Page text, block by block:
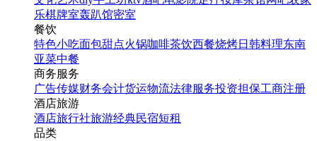
乐棋牌室轰趴馆密室
餐饮
特色小吃面包甜点火锅咖啡茶饮西餐烧烤日韩料理东南
亚菜中餐
商务服务
广告传媒财务会计货运物流法律服务投资担保工商注册
酒店旅游
酒店旅行社旅游经典民宿短租
品类